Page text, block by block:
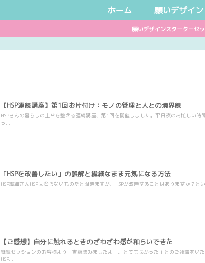
ホーム 願いデザイン
願いデザインスターターセ
【HSP連続講座】第1回お片付け：モノの管理と人との境界線
HSPさんの暮らしの土台を整える連続講座、第1回を開催しました。平日夜のお忙しい時
っ...
「HSPを改善したい」の誤解と繊細なまま元気になる方法
HSP繊細さんHSPは治らないものだと聞きますが、HSPが改善することはありますか？と
【ご感想】自分に触れるときのざわざわ感が和らいできた
継続セッションのお客様より「書籍読みましたよー。とても良かった」とのご報告をい
HSP...